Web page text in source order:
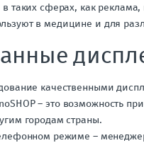
таких сферах, как
в медицине и для
качественными
– это возможность
городам страны.
режиме –